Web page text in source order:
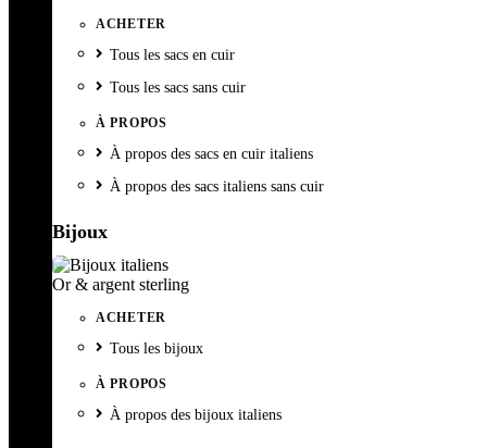
ACHETER
Tous les sacs en cuir
Tous les sacs sans cuir
À PROPOS
À propos des sacs en cuir italiens
À propos des sacs italiens sans cuir
Bijoux
Or & argent sterling
ACHETER
Tous les bijoux
À PROPOS
À propos des bijoux italiens